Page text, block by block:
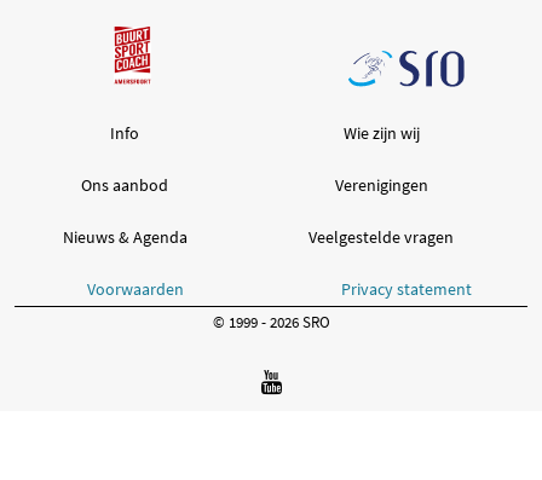
Info
Ons aanbod
Nieuws & Agenda
Wie zijn wij
Verenigingen
Veelgestelde vragen
Voorwaarden Privacy statement
© 1999 - 2026 SRO